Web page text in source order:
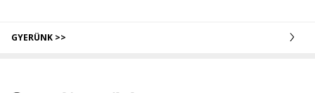
GYERÜNK >>